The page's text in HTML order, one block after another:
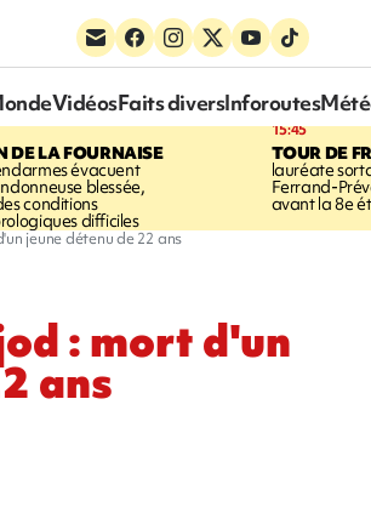
VidéosFaits diversInforoutes
DE LA FOURNAISE
évacuent
blessée,
conditions
difficiles
15:45
TOUR DE
lauréate
Ferrand-
avant la 8e
jeune détenu de 22 ans
: mort d'un
ans